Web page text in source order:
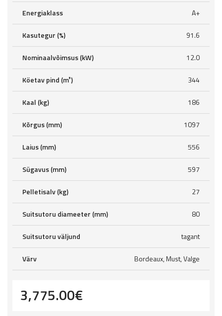
Energiaklass A+
Kasutegur (%) 91.6
Nominaalvõimsus (kW) 12.0
Köetav pind (m³) 344
Kaal (kg) 186
Kõrgus (mm) 1097
Laius (mm) 556
Sügavus (mm) 597
Pelletisalv (kg) 27
Suitsutoru diameeter (mm) 80
Suitsutoru väljund tagant
Värv Bordeaux, Must, Valge
3,775.00€